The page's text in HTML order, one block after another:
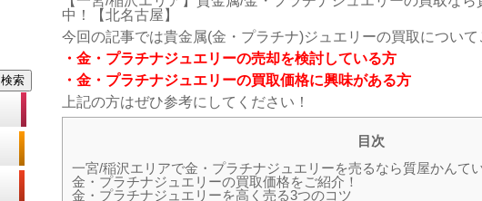
中！【北名古屋】
今回の記事では貴金属(金・プラチナ)ジュエリーの買取について
・金・プラチナジュエリーの売却を検討している方
・金・プラチナジュエリーの買取価格に興味がある方
上記の方はぜひ参考にしてください！
目次
一宮/稲沢エリアで金・プラチナジュエリーを売るなら質屋かんて
金・プラチナジュエリーの買取価格をご紹介！
金・プラチナジュエリーを高く売る3つのコツ
検索